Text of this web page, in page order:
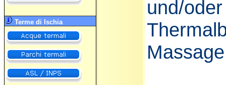
Terme di Ischia
und/